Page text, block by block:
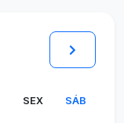
SEX SÁB